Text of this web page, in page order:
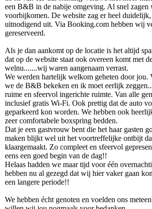
een B&B in de nabije omgeving. Al snel
voorbijkomen. De website zag er heel
uitnodigend uit. Via Booking.com hebben wij
gereserveerd.
Als je dan aankomt op de locatie is het altijd
dat op de website staat ook overeen komt met
welnu.......wij waren aangenaam verrast.
We werden hartelijk welkom geheten door jou.
we de B&B bekeken en ik moet eerlijk
ruime en sfeervol ingerichte ruimte. Van alle
inclusief gratis Wi-Fi. Ook prettig dat de auto
geparkeerd kon worden. We hebben ook
zeer comfortabele boxspring bedden.
Dat je een gastvrouw bent die het haar gasten
maken blijkt wel uit het voortreffelijke ontbijt
klaargemaakt. Zo compleet en sfeervol
eens een goed begin van de dag!!
Helaas hadden we maar tijd voor één
hebben nu al gezegd dat wij hier vaker gaan
een langere periode!!
We hebben écht genoten en voelden ons